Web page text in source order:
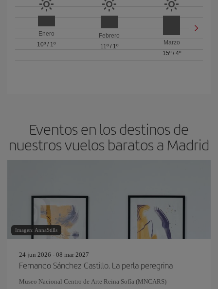
Enero
10º / 1º
Febrero
11º/ 1º
Marzo
15º/ 4º
Eventos en los destinos de
nuestros vuelos baratos a Madrid
Imagen: AnnaStills
24 jun 2026 - 08 mar 2027
Fernando Sánchez Castillo. La perla peregrina
Museo Nacional Centro de Arte Reina Sofía (MNCARS)